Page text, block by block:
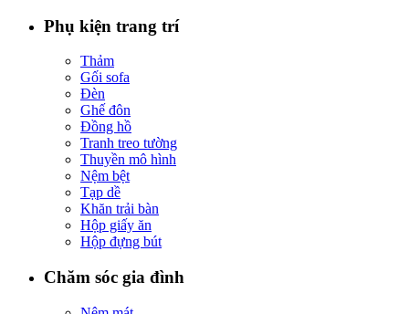
Phụ kiện trang trí
Thảm
Gối sofa
Đèn
Ghế đôn
Đồng hồ
Tranh treo tường
Thuyền mô hình
Nệm bệt
Tạp dề
Khăn trải bàn
Hộp giấy ăn
Hộp đựng bút
Chăm sóc gia đình